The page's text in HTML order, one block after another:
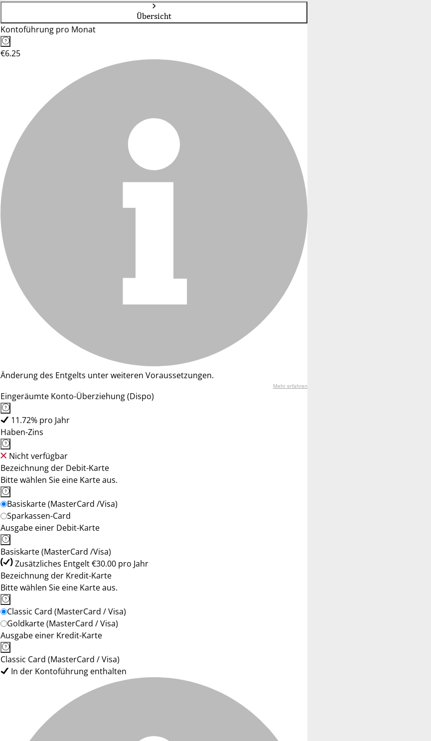
Übersicht
Kontoführung pro Monat
€6.25
Änderung des Entgelts unter weiteren Voraussetzungen.
Mehr erfahren
Eingeräumte Konto-Überziehung (Dispo)
11.72% pro Jahr
Haben-Zins
Nicht verfügbar
Bezeichnung der Debit-Karte
Bitte wählen Sie eine Karte aus.
Basiskarte (MasterCard /Visa)
Sparkassen-Card
Ausgabe einer Debit-Karte
Basiskarte (MasterCard /Visa)
Zusätzliches Entgelt €30.00 pro Jahr
Bezeichnung der Kredit-Karte
Bitte wählen Sie eine Karte aus.
Classic Card (MasterCard / Visa)
Goldkarte (MasterCard / Visa)
Ausgabe einer Kredit-Karte
Classic Card (MasterCard / Visa)
In der Kontoführung enthalten